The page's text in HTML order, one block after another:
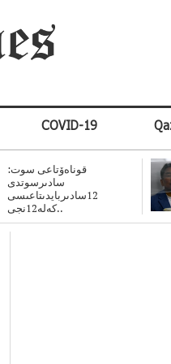
COVID-19
قوناەۆتاعى سوت:
سادىرسوتدى
12سادىربايدىتاعىسى
كەلە12نجى..